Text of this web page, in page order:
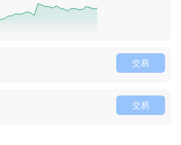
交易
交易